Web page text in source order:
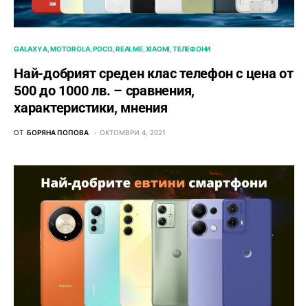
GALAXY A MOTOROLA POCO REALME XIAOMI ТЕЛЕФОНИ
Най-добрият среден клас телефон с цена от
500 до 1000 лв. – сравнения,
характеристики, мнения
ОТ БОРЯНА ПОПОВА ОКТОМВРИ 4, 2021